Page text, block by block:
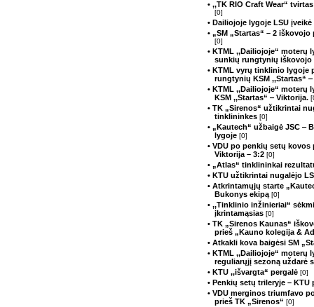
• ,,TK RIO Craft Wear“
[0]
• Dailiojoje lygoje LSU
• „SM „Startas“ – 2
[0]
• KTML ,,Dailiojoje“ moterų
sunkių rungtynių iškovojo
• KTML vyrų tinklinio lygoje
rungtynių KSM ,,Startas“
• KTML ,,Dailiojoje“ moterų
KSM ,,Startas“ ‒ Viktorija.
• TK „Sirenos“ užtikrintai
tinklininkes [0]
• „Kautech“ užbaigė JSC ‒
lygoje [0]
• VDU po penkių setų kovos
Viktorija – 3:2 [0]
• „Atlas“ tinklininkai
• KTU užtikrintai nugalėjo
• Atkrintamųjų starte
Bukonys ekipą [0]
• ,,Tinklinio inžinieriai“
įkrintamąsias [0]
• TK „Sirenos Kaunas“
prieš „Kauno kolegija &
• Atkakli kova baigėsi SM
• KTML ,,Dailiojoje“ moterų
reguliarųjį sezoną uždarė
• KTU ,,išvargta“ pergalė [0]
• Penkių setų trileryje – KTU
• VDU merginos triumfavo
prieš TK „Sirenos“ [0]